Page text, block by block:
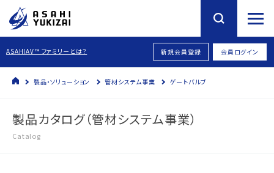
ASAHIAV™ ファミリーとは？ 新規会員登録 会員ログイン
製品・ソリューション 管材システム事業 ゲートバルブ
製品カタログ（管材システム事業）
Catalog